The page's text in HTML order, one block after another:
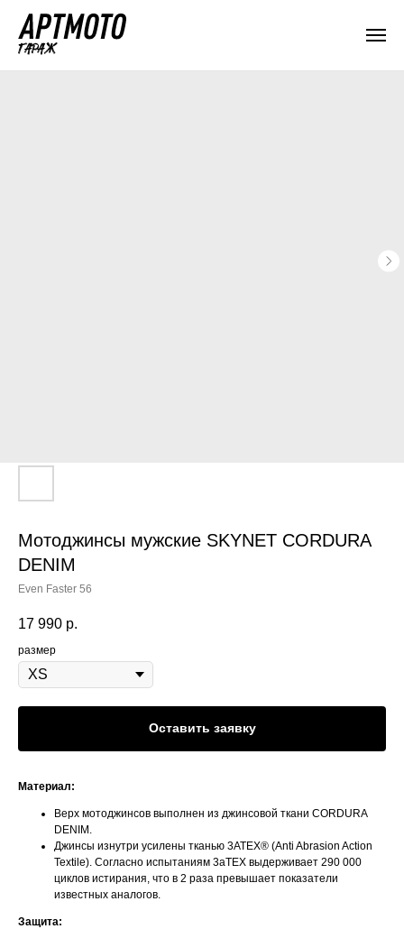
Мотоджинсы мужские SKYNET CORDURA
DENIM
Even Faster 56
17 990 р.
размер
Оставить заявку
Материал:
Верх мотоджинсов выполнен из джинсовой ткани CORDURA
DENIM.
Джинсы изнутри усилены тканью 3ATEX® (Anti Abrasion Action
Textile). Согласно испытаниям 3аТЕХ выдерживает 290 000
циклов истирания, что в 2 раза превышает показатели
известных аналогов.
Защита: